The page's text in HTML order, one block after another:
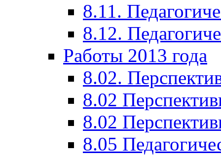
8.11.
8.12.
Работы 2013 года
8.02.
8.02
8.02
8.05